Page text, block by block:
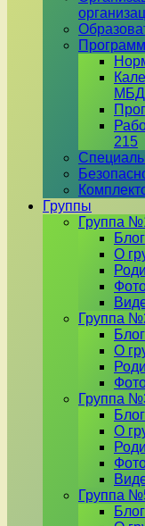
215
Группы
Группа
Блог
О
Группа
Блог
О
Группа
Блог
О
Группа
Блог